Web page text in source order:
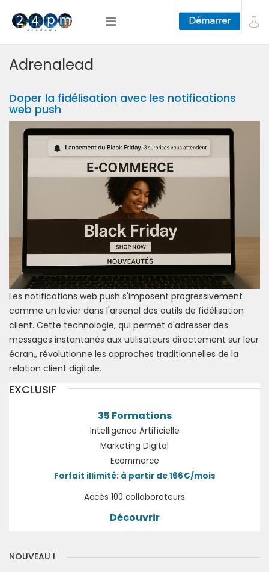
Adrenalead
Doper la fidélisation avec les notifications
web push
Les notifications web push s'imposent progressivement
comme un levier dans l'arsenal des outils de fidélisation
client. Cette technologie, qui permet d'adresser des
messages instantanés aux utilisateurs directement sur leur
écran,, révolutionne les approches traditionnelles de la
relation client digitale.
EXCLUSIF
35 Formations
Intelligence Artificielle
Marketing Digital
Ecommerce
Forfait illimité: à partir de 166€/mois
Accès 100 collaborateurs
Découvrir
NOUVEAU !